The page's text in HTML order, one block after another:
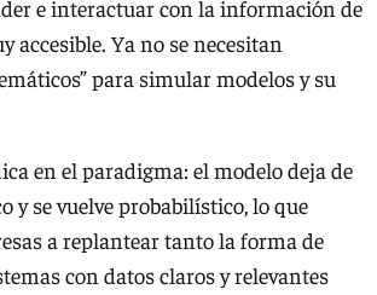
e interactuar con la información de
accesible. Ya no se necesitan
para simular modelos y su
en el paradigma: el modelo deja de
y se vuelve probabilístico, lo que
a replantear tanto la forma de
con datos claros y relevantes